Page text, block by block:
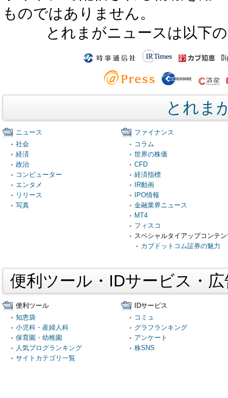
ものではありません。
とれまがニュースは以下
とれま
ニュース
社会
経済
政治
コンピューター
エンタメ
リリース
写真
ファイナンス
コラム
世界の株価
CFD
経済指標
IR動画
IPO情報
金融業界ニュース
MT4
フィスコ
スペシャルタイアップコンテ
カブドットコム証券の魅力
便利ツール・IDサービス・
便利ツール
知恵袋
小児科・産婦人科
保育園・幼稚園
人気ブログランキング
サイトカテゴリ一覧
IDサービス
コミュ
グラフランキング
アンケート
株SNS